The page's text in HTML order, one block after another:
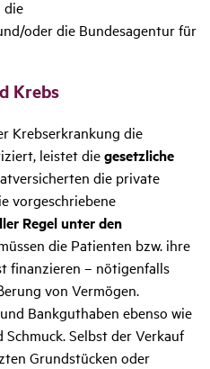
die
oder die Bundesagentur für
Krebs
Krebserkrankung die
leistet diegesetzliche
die private
vorgeschriebene
Regel unter den
die Patienten bzw. ihre
finanzieren – nötigenfalls
von Vermögen.
Bankguthaben ebenso wie
Selbst der Verkauf
Grundstücken oder